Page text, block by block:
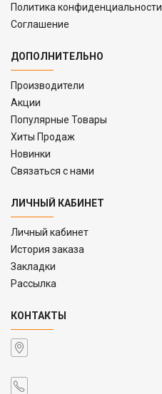
Политика конфиденциальности
Соглашение
ДОПОЛНИТЕЛЬНО
Производители
Акции
Популярные Товары
Хиты Продаж
Новинки
Связаться с нами
ЛИЧНЫЙ КАБИНЕТ
Личный кабинет
История заказа
Закладки
Рассылка
КОНТАКТЫ